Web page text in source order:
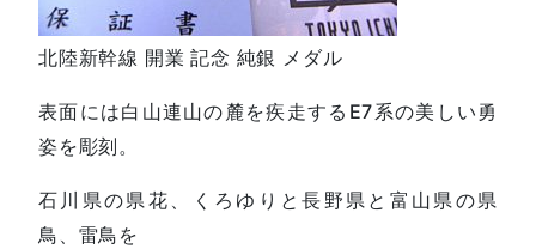
北陸新幹線 開業 記念 純銀 メダル
表面には白山連山の麓を疾走するE7系の美しい勇
姿を彫刻。
石川県の県花、くろゆりと長野県と富山県の県
鳥、雷鳥を